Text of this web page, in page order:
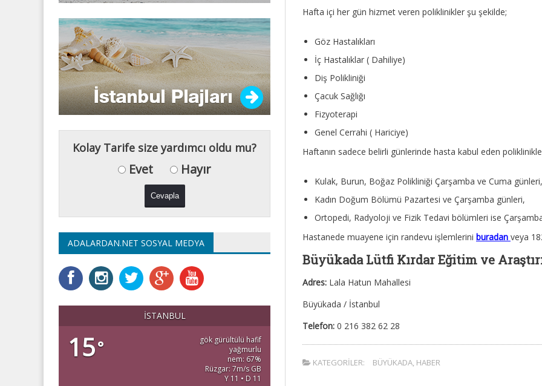
Hafta içi her gün hizmet veren poliklinikler şu şekilde;
Göz Hastalıkları
İç Hastalıklar ( Dahiliye)
Diş Polikliniği
Çacuk Sağlığı
Fizyoterapi
Genel Cerrahi ( Hariciye)
Haftanın sadece belirli günlerinde hasta kabul eden
Kulak, Burun, Boğaz Polikliniği Çarşamba ve Cuma günleri,
Kadın Doğum Bölümü Pazartesi ve Çarşamba günleri,
Ortopedi, Radyoloji ve Fizik Tedavi bölümleri ise
Hastanede muayene için randevu işlemlerini buradan veya
Büyükada Lütfi Kırdar Eğitim ve
Adres: Lala Hatun Mahallesi
Büyükada / İstanbul
Telefon: 0 216 382 62 28
KATEGORILER: BÜYÜKADA, HABER
Kolay Tarife size yardımcı oldu mu?
Evet Hayır
ADALARDAN.NET SOSYAL MEDYA
İSTANBUL
15°
gök gürültülü hafif
yağmurlu
nem: 67%
Rüzgar: 7m/s GB
Y 11 • D 11